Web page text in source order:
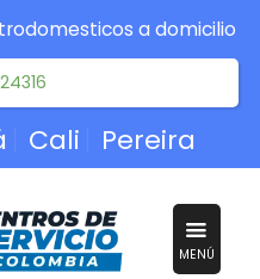
a domicilio
Cali Pereira
MENÚ